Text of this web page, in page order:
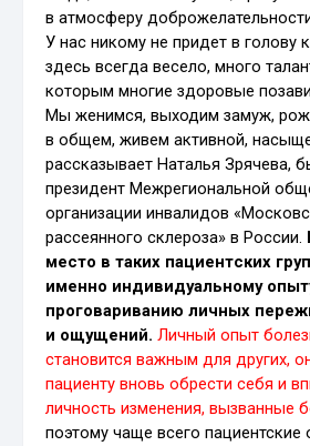
в атмосферу
У нас никому не придет в голову
здесь всегда весело, много
которым многие здоровые
Мы женимся, выходим замуж,
в общем, живем активной,
рассказывает Наталья Зрячева,
президент Межрегиональной
организации инвалидов
рассеянного склероза» в России.
место в таких пациентских
именно индивидуальному
проговариванию личных
и ощущений. Личный опыт
становится важным для других,
пациенту вновь обрести себя и
личность изменения, вызванные
поэтому чаще всего пациентские